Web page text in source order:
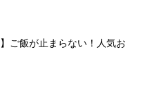
ご飯が止まらない！人気お